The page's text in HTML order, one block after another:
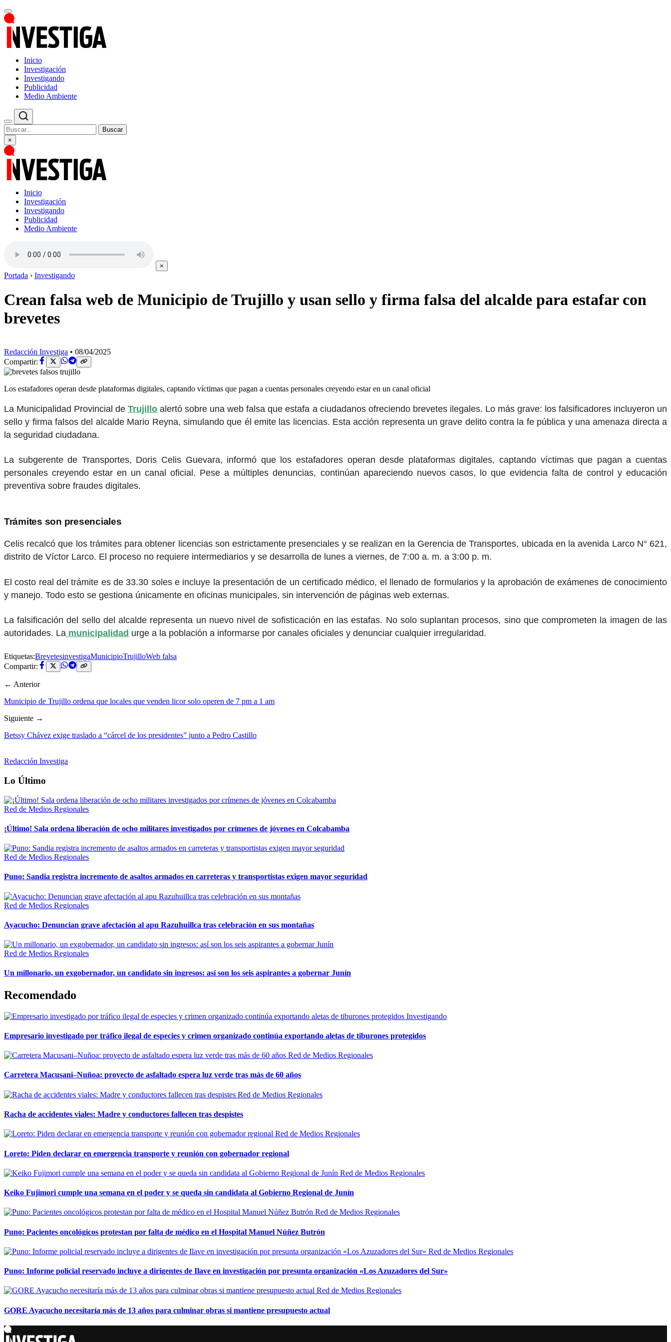
Inicio
Investigación
Investigando
Publicidad
Medio Ambiente
Buscar
×
Inicio
Investigación
Investigando
Publicidad
Medio Ambiente
×
Portada › Investigando
Crean falsa web de Municipio de Trujillo y usan sello y firma falsa del alcalde para estafar con
brevetes
Redacción Investiga • 08/04/2025
Compartir:
Los estafadores operan desde plataformas digitales, captando víctimas que pagan a cuentas personales creyendo estar en un canal oficial
La Municipalidad Provincial deTrujillo alertó sobre una web falsa que estafa a ciudadanos ofreciendo brevetes ilegales. Lo más grave: los falsificadores incluyeron un
sello y firma falsos del alcalde Mario Reyna, simulando que él emite las licencias. Esta acción representa un grave delito contra la fe pública y una amenaza directa a
la seguridad ciudadana.
La subgerente de Transportes, Doris Celis Guevara, informó que los estafadores operan desde plataformas digitales, captando víctimas que pagan a cuentas
personales creyendo estar en un canal oficial. Pese a múltiples denuncias, continúan apareciendo nuevos casos, lo que evidencia falta de control y educación
preventiva sobre fraudes digitales.
Trámites son presenciales
Celis recalcó que los trámites para obtener licencias son estrictamente presenciales y se realizan en la Gerencia de Transportes, ubicada en la avenida Larco N° 621,
distrito de Víctor Larco. El proceso no requiere intermediarios y se desarrolla de lunes a viernes, de 7:00 a. m. a 3:00 p. m.
El costo real del trámite es de 33.30 soles e incluye la presentación de un certificado médico, el llenado de formularios y la aprobación de exámenes de conocimiento
y manejo. Todo esto se gestiona únicamente en oficinas municipales, sin intervención de páginas web externas.
La falsificación del sello del alcalde representa un nuevo nivel de sofisticación en las estafas. No solo suplantan procesos, sino que comprometen la imagen de las
autoridades. La municipalidad urge a la población a informarse por canales oficiales y denunciar cualquier irregularidad.
Etiquetas:BrevetesinvestigaMunicipioTrujilloWeb falsa
Compartir:
← Anterior
Municipio de Trujillo ordena que locales que venden licor solo operen de 7 pm a 1 am
Siguiente →
Betssy Chávez exige traslado a “cárcel de los presidentes” junto a Pedro Castillo
Redacción Investiga
Lo Último
Red de Medios Regionales
¡Último! Sala ordena liberación de ocho militares investigados por crímenes de jóvenes en Colcabamba
Red de Medios Regionales
Puno: Sandia registra incremento de asaltos armados en carreteras y transportistas exigen mayor seguridad
Red de Medios Regionales
Ayacucho: Denuncian grave afectación al apu Razuhuillca tras celebración en sus montañas
Red de Medios Regionales
Un millonario, un exgobernador, un candidato sin ingresos: así son los seis aspirantes a gobernar Junín
Recomendado
Investigando
Empresario investigado por tráfico ilegal de especies y crimen organizado continúa exportando aletas de tiburones protegidos
Red de Medios Regionales
Carretera Macusani–Nuñoa: proyecto de asfaltado espera luz verde tras más de 60 años
Red de Medios Regionales
Racha de accidentes viales: Madre y conductores fallecen tras despistes
Red de Medios Regionales
Loreto: Piden declarar en emergencia transporte y reunión con gobernador regional
Red de Medios Regionales
Keiko Fujimori cumple una semana en el poder y se queda sin candidata al Gobierno Regional de Junín
Red de Medios Regionales
Puno: Pacientes oncológicos protestan por falta de médico en el Hospital Manuel Núñez Butrón
Red de Medios Regionales
Puno: Informe policial reservado incluye a dirigentes de Ilave en investigación por presunta organización «Los Azuzadores del Sur»
Red de Medios Regionales
GORE Ayacucho necesitaría más de 13 años para culminar obras si mantiene presupuesto actual